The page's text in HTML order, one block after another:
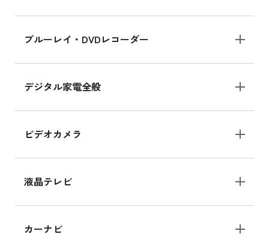
ブルーレイ・DVDレコーダー
デジタル家電全般
ビデオカメラ
液晶テレビ
カーナビ
iPhone 16 シリーズ
iPhone 16 の新品買取価格
iPad Air 11インチ シリーズ
iPad Air 11インチ の新品買取価格
iPhone 15 128GB シリーズ
iPhone 15 128GB の新品買取価格